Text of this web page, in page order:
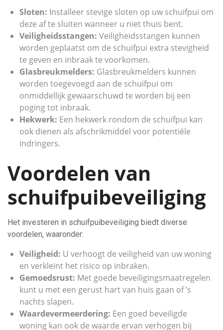
Sloten: Installeer stevige sloten op uw schuifpui om
deze af te sluiten wanneer u niet thuis bent.
Veiligheidsstangen: Veiligheidsstangen kunnen
worden geplaatst om de schuifpui extra stevigheid
te geven en inbraak te voorkomen.
Glasbreukmelders: Glasbreukmelders kunnen
worden toegevoegd aan de schuifpui om
onmiddellijk gewaarschuwd te worden bij een
poging tot inbraak.
Hekwerk: Een hekwerk rondom de schuifpui kan
ook dienen als afschrikmiddel voor potentiële
indringers.
Voordelen van
schuifpuibeveiliging
Het investeren in schuifpuibeveiliging biedt diverse
voordelen, waaronder:
Veiligheid: U verhoogt de veiligheid van uw woning
en verkleint het risico op inbraken.
Gemoedsrust: Met goede beveiligingsmaatregelen
kunt u met een gerust hart van huis gaan of ’s
nachts slapen.
Waardevermeerdering: Een goed beveiligde
woning kan ook de waarde ervan verhogen bij